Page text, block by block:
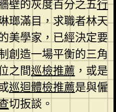
壁的灰度百分之五行
瑯滿目，求職者林天
美學家，已經決定要
創造一場平衡的三角
之間巡檢推薦 ，或是
巡迴體檢推薦是與僱
切扳談。